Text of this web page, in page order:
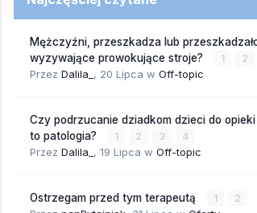
Mężczyźni, przeszkadza lub
wyzywające prowokujące stroje?
1 2
Przez Dalila_ , 20 Lipca w Off-topic
Czy podrzucanie dziadkom dzieci do
to patologia?
1 2 3 4
Przez Dalila_ , 19 Lipca w Off-topic
Ostrzegam przed tym terapeutą 1 2